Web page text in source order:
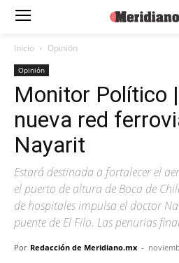
Inicio Opinión
Opinión
Monitor Político
nueva red
Nayarit
Estará destinada a fortalecer el
el puerto de altura de Boca de
de hospitales impulsa el doctor
puente de El Filo. Las penurias
Por Redacción de Meridiano.mx -